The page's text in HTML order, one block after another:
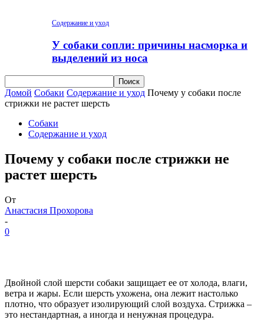
Содержание и уход
У собаки сопли: причины насморка и
выделений из носа
Домой Собаки Содержание и уход Почему у собаки после
стрижки не растет шерсть
Собаки
Содержание и уход
Почему у собаки после стрижки не
растет шерсть
От
Анастасия Прохорова
-
0
Двойной слой шерсти собаки защищает ее от холода, влаги,
ветра и жары. Если шерсть ухожена, она лежит настолько
плотно, что образует изолирующий слой воздуха. Стрижка –
это нестандартная, а иногда и ненужная процедура.